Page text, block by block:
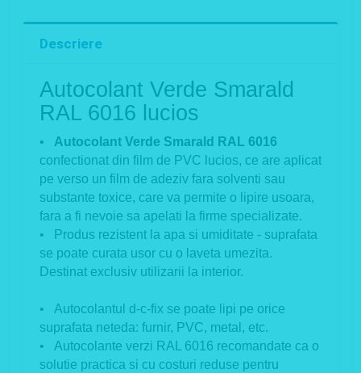
Descriere
Autocolant Verde Smarald
RAL 6016 lucios
• Autocolant Verde Smarald RAL 6016
confectionat din film de PVC lucios, ce are aplicat
pe verso un film de adeziv fara solventi sau
substante toxice, care va permite o lipire usoara,
fara a fi nevoie sa apelati la firme specializate.
• Produs rezistent la apa si umiditate - suprafata
se poate curata usor cu o laveta umezita.
Destinat exclusiv utilizarii la interior.
• Autocolantul d-c-fix se poate lipi pe orice
suprafata neteda: furnir, PVC, metal, etc.
• Autocolante verzi RAL 6016 recomandate ca o
solutie practica si cu costuri reduse pentru